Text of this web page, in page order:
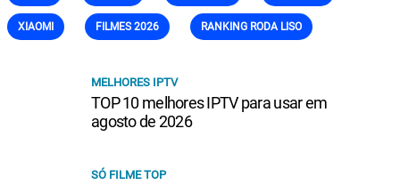
XIAOMI FILMES 2026 RANKING RODA LISO
MELHORES IPTV
TOP 10 melhores IPTV para usar em
agosto de 2026
SÓ FILME TOP